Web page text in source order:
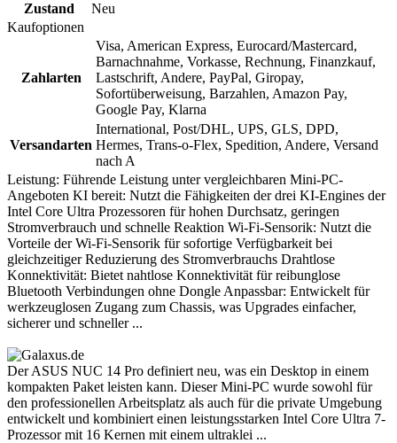
Zustand
Neu
Kaufoptionen
Zahlarten
Visa, American Express, Eurocard/Mastercard,
Barnachnahme, Vorkasse, Rechnung, Finanzkauf,
Lastschrift, Andere, PayPal, Giropay,
Sofortüberweisung, Barzahlen, Amazon Pay,
Google Pay, Klarna
Versandarten
International, Post/DHL, UPS, GLS, DPD,
Hermes, Trans-o-Flex, Spedition, Andere, Versand
nach A
Leistung: Führende Leistung unter vergleichbaren Mini-PC-
Angeboten KI bereit: Nutzt die Fähigkeiten der drei KI-Engines der
Intel Core Ultra Prozessoren für hohen Durchsatz, geringen
Stromverbrauch und schnelle Reaktion Wi-Fi-Sensorik: Nutzt die
Vorteile der Wi-Fi-Sensorik für sofortige Verfügbarkeit bei
gleichzeitiger Reduzierung des Stromverbrauchs Drahtlose
Konnektivität: Bietet nahtlose Konnektivität für reibunglose
Bluetooth Verbindungen ohne Dongle Anpassbar: Entwickelt für
werkzeuglosen Zugang zum Chassis, was Upgrades einfacher,
sicherer und schneller ...
Der ASUS NUC 14 Pro definiert neu, was ein Desktop in einem
kompakten Paket leisten kann. Dieser Mini-PC wurde sowohl für
den professionellen Arbeitsplatz als auch für die private Umgebung
entwickelt und kombiniert einen leistungsstarken Intel Core Ultra 7-
Prozessor mit 16 Kernen mit einem ultraklei ...